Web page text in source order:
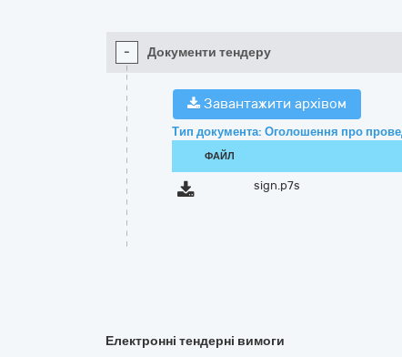
- Документи тендеру
Завантажити архівом
Тип документа: Оголошення про
ФАЙЛ
sign.p7s
Електронні тендерні вимоги